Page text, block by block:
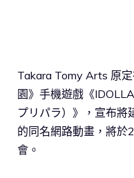
Takara Tomy Arts 原
園》手機遊戲《
プリパラ）》，宣布
的同名網路動畫，將
會。